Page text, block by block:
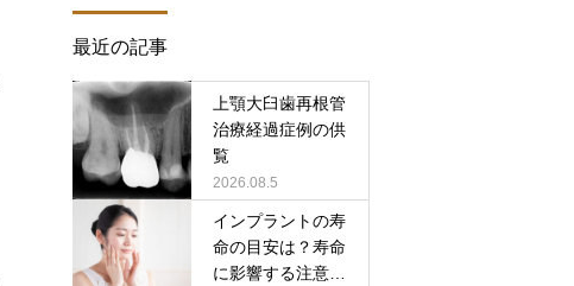
最近の記事
上顎大臼歯再根管
治療経過症例の供
覧
2026.08.5
インプラントの寿
命の目安は？寿命
に影響する注意点